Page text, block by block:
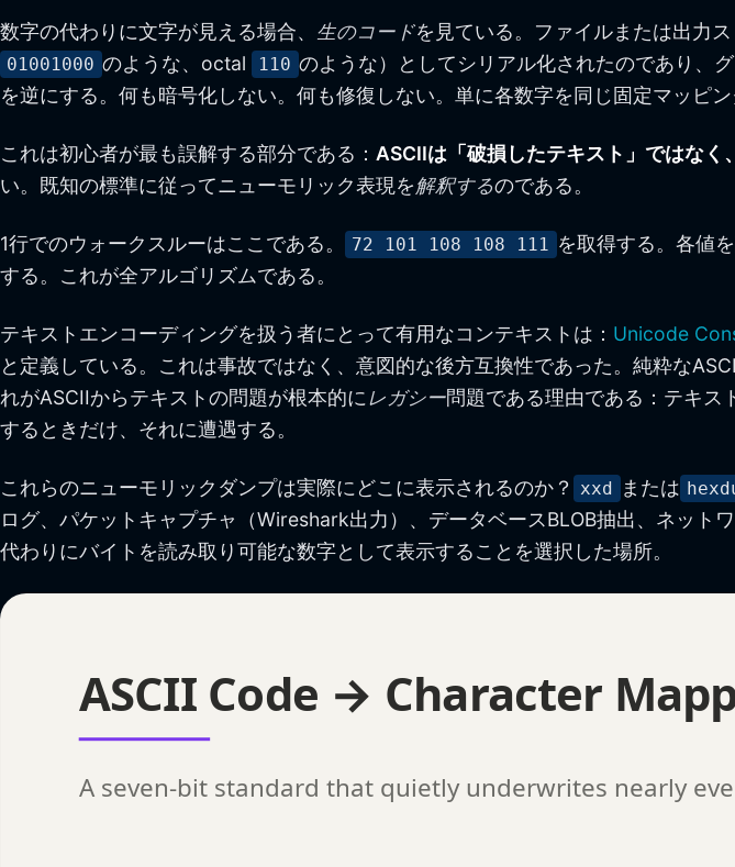
数字の代わりに文字が見える場合、 生のコードを見ている。ファイルまたは出力
01001000 のような、octal 110 のような）としてシリアル化されたのであり、
を逆にする。何も暗号化しない。何も修復しない。単に各数字を同じ固定マッピン
これは初心者が最も誤解する部分である： ASCIIは「破損したテキスト」ではな
い。既知の標準に従ってニューモリック表現を解釈するのである。
1行でのウォークスルーはここである。 72 101 108 108 111 を取得する。各値
する。これが全アルゴリズムである。
テキストエンコーディングを扱う者にとって有用なコンテキストは： Unicode
と定義している。これは事故ではなく、意図的な後方互換性であった。純粋な
れがASCIIからテキストの問題が根本的に レガシー問題である理由である：テキス
するときだけ、それに遭遇する。
これらのニューモリックダンプは実際にどこに表示されるのか？ xxd または
ログ、パケットキャプチャ（Wireshark出力）、データベースBLOB抽出、ネッ
代わりにバイトを読み取り可能な数字として表示することを選択した場所。